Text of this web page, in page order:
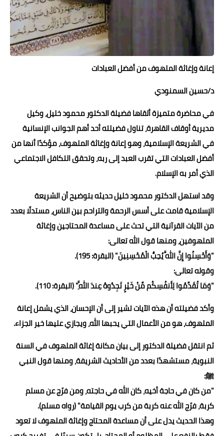
حوادث وقضايا
خدمات
الصحه والجمال
إعانة وإغاثة الملهوف من أفضل العبادات
د/حسين السمنودي
في محاضرة متميزة ألقاها فضيلة الدكتور محمود خليل، وكيل
مديرية أوقاف القاهرة، تناول فضيلته أحد أهم الجوانب الإنسانية
في الشريعة الإسلامية، وهو إعانة وإغاثة الملهوف، مؤكدًا أنها من
أفضل العبادات التي تقرب العبد إلى ربه، وتحقق التكافل الاجتماعي
الذي أمر به الإسلام.
وقد استهل الدكتور محمود خليل حديثه بتوضيح أن الشريعة
الإسلامية قامت على أسس الرحمة والتراحم بين الناس، مستدلًا بعدد
من الآيات القرآنية التي تحث على مساعدة المحتاجين وإغاثة
الملهوفين، ومنها قول الله تعالى:
"وَأَحْسِنُوا إِنَّ اللَّهَ يُحِبُّ الْمُحْسِنِينَ" (البقرة: 195).
وقوله تعالى:
"وَمَا تُقَدِّمُوا لِأَنفُسِكُم مِّنْ خَيْرٍ تَجِدُوهُ عِندَ اللَّهِ" (البقرة: 110).
وأكد فضيلته أن هذه الآيات تشير إلى أن الإحسان، الذي يشمل إعانة
الملهوف، هو من الأعمال التي يحبها الله، ويجازي عليها خير الجزاء.
ثم انتقل فضيلة الدكتور إلى بيان مكانة إغاثة الملهوف في السنة
النبوية، مستشهدًا بعدد من الأحاديث الشريفة، ومنها قول النبي
ﷺ:
"من كان في حاجة أخيه، كان الله في حاجته، ومن فرّج عن مسلم
كربة، فرّج الله عنه كربة من كرب يوم القيامة" (رواه مسلم).
وهذا الحديث يدل على أن مساعدة المحتاج وإغاثة الملهوف لا تعود